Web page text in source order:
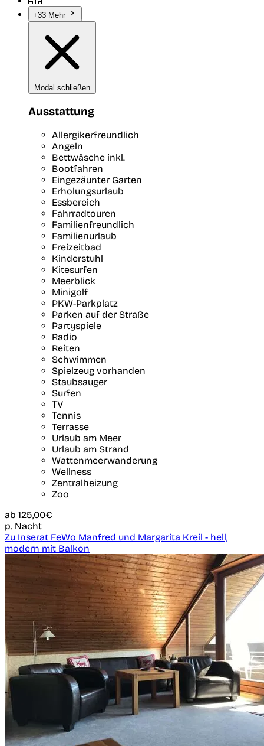
+33 Mehr
Modal schließen
Ausstattung
Allergikerfreundlich
Angeln
Bettwäsche inkl.
Bootfahren
Eingezäunter Garten
Erholungsurlaub
Essbereich
Fahrradtouren
Familienfreundlich
Familienurlaub
Freizeitbad
Kinderstuhl
Kitesurfen
Meerblick
Minigolf
PKW-Parkplatz
Parken auf der Straße
Partyspiele
Radio
Reiten
Schwimmen
Spielzeug vorhanden
Staubsauger
Surfen
TV
Tennis
Terrasse
Urlaub am Meer
Urlaub am Strand
Wattenmeerwanderung
Wellness
Zentralheizung
Zoo
ab 125,00€
p. Nacht
Zu Inserat FeWo Manfred und Margarita Kreil - hell,
modern mit Balkon